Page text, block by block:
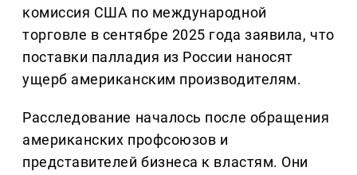
комиссия США по международной
торговле в сентябре 2025 года заявила, что
поставки палладия из России наносят
ущерб американским производителям.
Расследование началось после обращения
американских профсоюзов и
представителей бизнеса к властям. Они